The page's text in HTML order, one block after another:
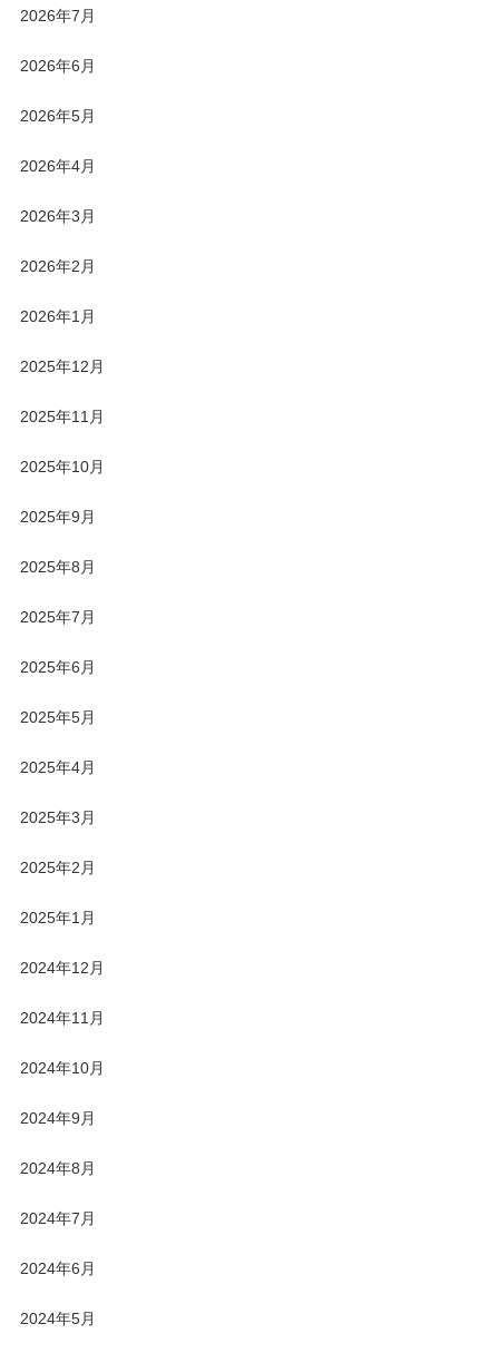
2026年7月
2026年6月
2026年5月
2026年4月
2026年3月
2026年2月
2026年1月
2025年12月
2025年11月
2025年10月
2025年9月
2025年8月
2025年7月
2025年6月
2025年5月
2025年4月
2025年3月
2025年2月
2025年1月
2024年12月
2024年11月
2024年10月
2024年9月
2024年8月
2024年7月
2024年6月
2024年5月